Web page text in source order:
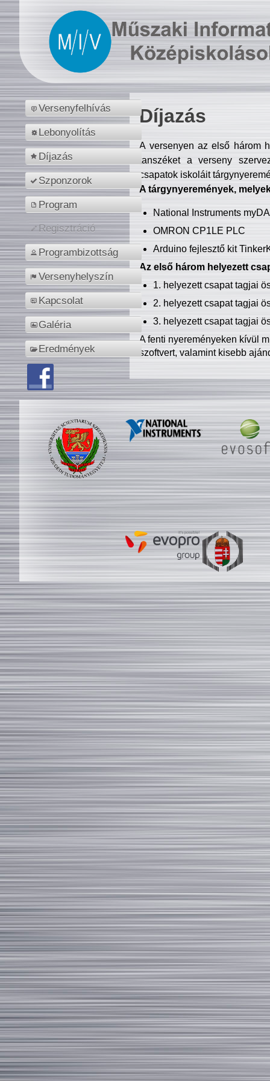
Versenyfelhívás
Lebonyolítás
Díjazás
Szponzorok
Program
Regisztráció
Programbizottság
Versenyhelyszín
Kapcsolat
Galéria
Eredmények
Díjazás
A versenyen az első három
tanszéket a verseny
csapatok iskoláit
A tárgynyeremények,
National Instruments
OMRON CP1LE PLC
Arduino fejlesztő kit
Az első három helyezett
1. helyezett csapat tagjai
2. helyezett csapat tagjai
3. helyezett csapat tagjai
A fenti nyereményeken kívül
szoftvert, valamint kisebb